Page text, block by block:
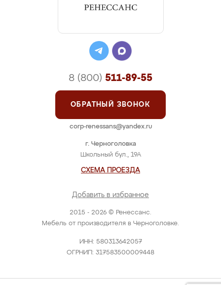
2015 - 2026 © Ренессанс.
Мебель от производителя в Черноголовке.
ИНН: 580313642057
ОГРНИП: 317583500009448
г. Черноголовка
Школьный бул., 19А
СХЕМА ПРОЕЗДА
Добавить в избранное
8 (800) 511-89-55
ОБРАТНЫЙ ЗВОНОК
corp-renessans@yandex.ru